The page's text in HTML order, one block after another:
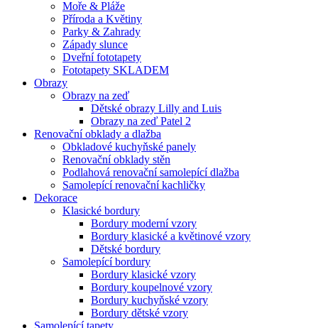
Moře & Pláže
Příroda a Květiny
Parky & Zahrady
Západy slunce
Dveřní fototapety
Fototapety SKLADEM
Obrazy
Obrazy na zeď
Dětské obrazy Lilly and Luis
Obrazy na zeď Patel 2
Renovační obklady a dlažba
Obkladové kuchyňské panely
Renovační obklady stěn
Podlahová renovační samolepící dlažba
Samolepící renovační kachličky
Dekorace
Klasické bordury
Bordury moderní vzory
Bordury klasické a květinové vzory
Dětské bordury
Samolepící bordury
Bordury klasické vzory
Bordury koupelnové vzory
Bordury kuchyňské vzory
Bordury dětské vzory
Samolepící tapety